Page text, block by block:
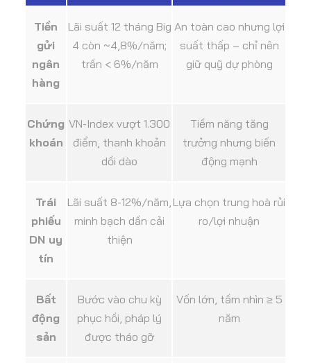
Tiền
gửi
ngân
hàng
Lãi suất 12 tháng Big
4 còn ~4,8%/năm;
trần < 6%/năm
An toàn cao nhưng lợi
suất thấp – chỉ nên
giữ quỹ dự phòng
Chứng
khoán
VN-Index vượt 1.300
điểm, thanh khoản
dồi dào
Tiềm năng tăng
trưởng nhưng biến
động mạnh
Trái
phiếu
DN uy
tín
Lãi suất 8-12%/năm,
minh bạch dần cải
thiện
Lựa chọn trung hoà rủi
ro/lợi nhuận
Bất
động
sản
Bước vào chu kỳ
phục hồi, pháp lý
được tháo gỡ
Vốn lớn, tầm nhìn ≥ 5
năm